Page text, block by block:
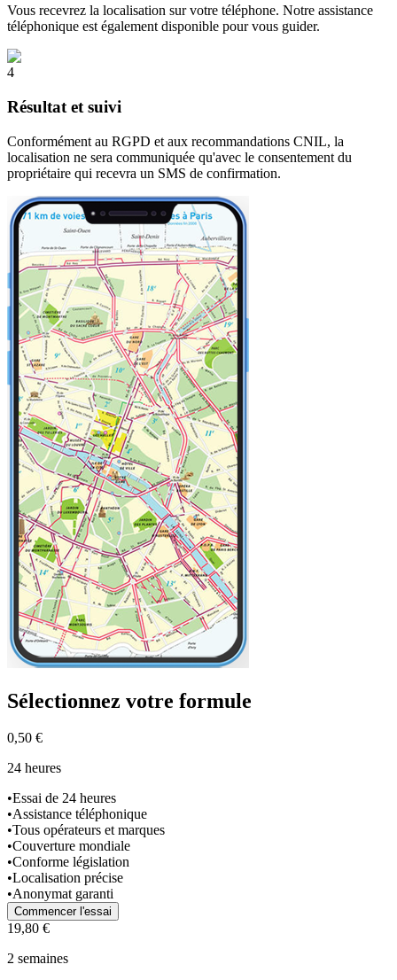
Vous recevrez la localisation sur votre téléphone. Notre assistance
téléphonique est également disponible pour vous guider.
4
Résultat et suivi
Conformément au RGPD et aux recommandations CNIL, la
localisation ne sera communiquée qu'avec le consentement du
propriétaire qui recevra un SMS de confirmation.
Sélectionnez votre formule
0,50 €
24 heures
•Essai de 24 heures
•Assistance téléphonique
•Tous opérateurs et marques
•Couverture mondiale
•Conforme législation
•Localisation précise
•Anonymat garanti
Commencer l'essai
19,80 €
2 semaines